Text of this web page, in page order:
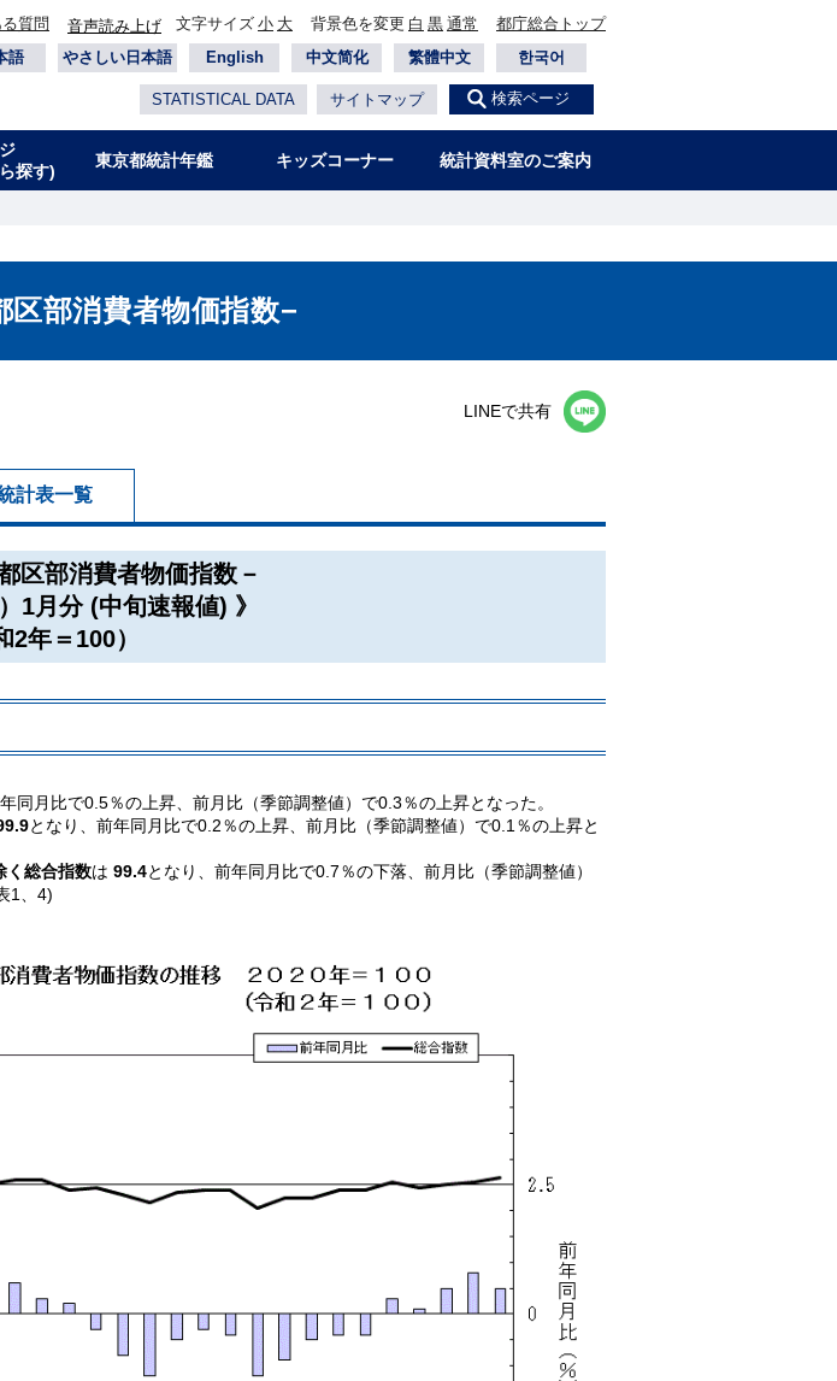
質問 音声読み上げ 文字サイズ 小 大 背景色を変更 白 黒 通常
都庁総合トップ
語
やさしい日本語 English 中文简化 繁體中文 한국어
STATISTICAL DATA サイトマップ 検索ページ
探す)
東京都統計年鑑 キッズコーナー 統計資料室のご案内
区部消費者物価指数−
LINEで共有
計表一覧
部消費者物価指数－
1月分 (中旬速報値) 》
年＝100）
同月比で0.5％の上昇、前月比（季節調整値）で0.3％の上昇となった。
となり、前年同月比で0.2％の上昇、前月比（季節調整値）で0.1％の上昇と
く総合指数は99.4となり、前年同月比で0.7％の下落、前月比（季節調整値）
1、4)